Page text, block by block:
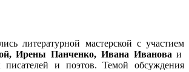
литературной мастерской с участием
Ирены Панченко, Ивана Иванова и
писателей и поэтов. Темой обсуждения